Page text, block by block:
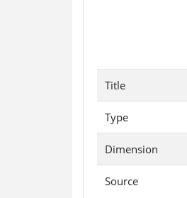
Title
Type
Dimension
Source